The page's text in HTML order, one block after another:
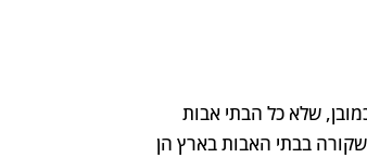
שלא כל הבתי אבות
שקורה בבתי האבות בארץ הן